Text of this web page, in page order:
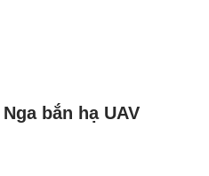
bắn hạ UAV